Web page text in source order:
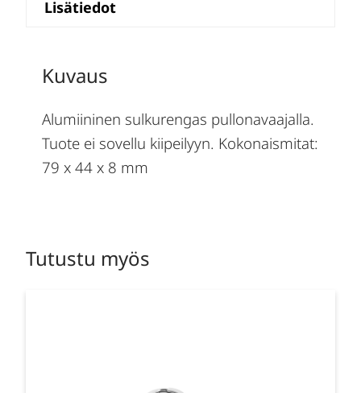
Lisätiedot
Kuvaus
Alumiininen sulkurengas pullonavaajalla.
Tuote ei sovellu kiipeilyyn. Kokonaismitat:
79 x 44 x 8 mm
Tutustu myös